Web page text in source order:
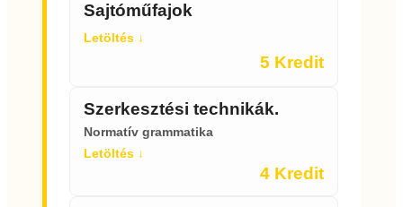
Sajtóműfajok
Letöltés ↓
5 Kredit
Szerkesztési technikák.
Normatív grammatika
Letöltés ↓
4 Kredit